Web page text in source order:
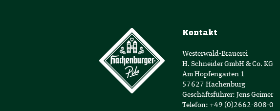
Kontakt
Westerwald-Brauerei
H. Schneider GmbH & Co. KG
Am Hopfengarten 1
57627 Hachenburg
Geschäftsführer: Jens Geimer
Telefon: +49 (0)2662-808-0